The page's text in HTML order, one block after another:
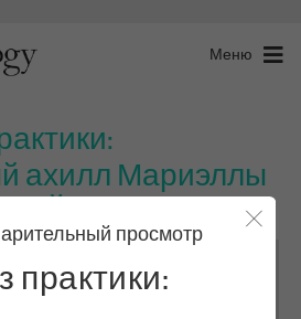
Меню
ахилл Мариэллы
просмотр
практики: